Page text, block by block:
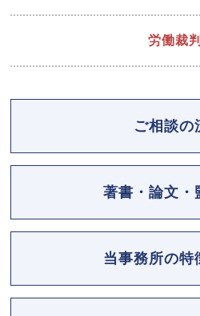
労働裁判
ご相談の
著書・論文・
当事務所の特